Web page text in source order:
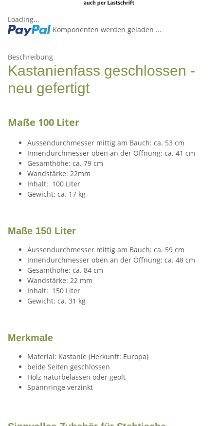
Loading...
Komponenten werden geladen ...
Beschreibung
Kastanienfass geschlossen -
neu gefertigt
Maße 100 Liter
Aussendurchmesser mittig am Bauch: ca. 53 cm
Innendurchmesser oben an der Öffnung: ca. 41 cm
Gesamthöhe: ca. 79 cm
Wandstärke: 22mm
Inhalt: 100 Liter
Gewicht: ca. 17 kg
Maße 150 Liter
Aussendurchmesser mittig am Bauch: ca. 59 cm
Innendurchmesser oben an der Öffnung: ca. 48 cm
Gesamthöhe: ca. 84 cm
Wandstärke: 22 mm
Inhalt: 150 Liter
Gewicht: ca. 31 kg
Merkmale
Material: Kastanie (Herkunft: Europa)
beide Seiten geschlossen
Holz naturbelassen oder geölt
Spannringe verzinkt